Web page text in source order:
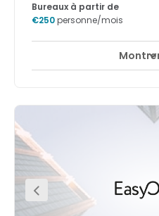
Accès 24 heures sur 24
minutes away from Brussels
minutes from the Port of
away from the railway line
the immediate area, you can
many stores to explore
away, you can reach the
Bureaux à partir de
€250personne/mois